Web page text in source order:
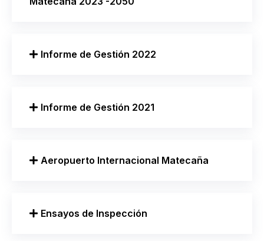
Informe de Gestión 2022
Informe de Gestión 2021
Aeropuerto Internacional Matecaña
Ensayos de Inspección